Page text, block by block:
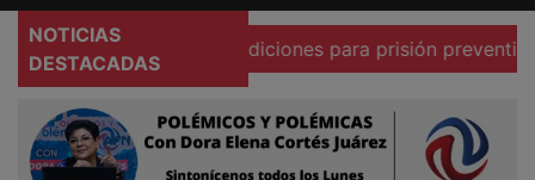
NOTICIAS
DESTACADAS
que existen condiciones para prisión preventiva
Acerca
de
AFN